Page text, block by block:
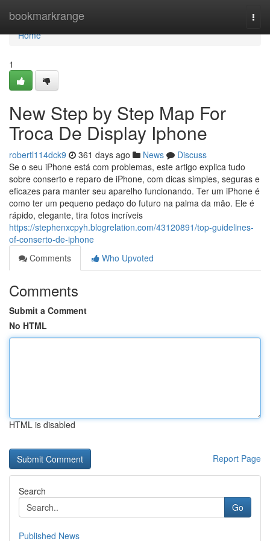
bookmarkrange
Home
Home
1
New Step by Step Map For
Troca De Display Iphone
robertl114dck9 361 days ago News
Discuss
Se o seu iPhone está com problemas, este artigo explica tudo
sobre conserto e reparo de iPhone, com dicas simples, seguras e
eficazes para manter seu aparelho funcionando. Ter um iPhone é
como ter um pequeno pedaço do futuro na palma da mão. Ele é
rápido, elegante, tira fotos incríveis
https://stephenxcpyh.blogrelation.com/43120891/top-guidelines-
of-conserto-de-iphone
Comments
Who Upvoted
Comments
Submit a Comment
No HTML
HTML is disabled
Report Page
Search
Go
Published News